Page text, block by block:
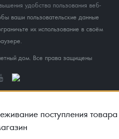
удобства пользования веб-
ваши пользовательские данные
их использование в своём
дом. Все права защищены
поступления товара